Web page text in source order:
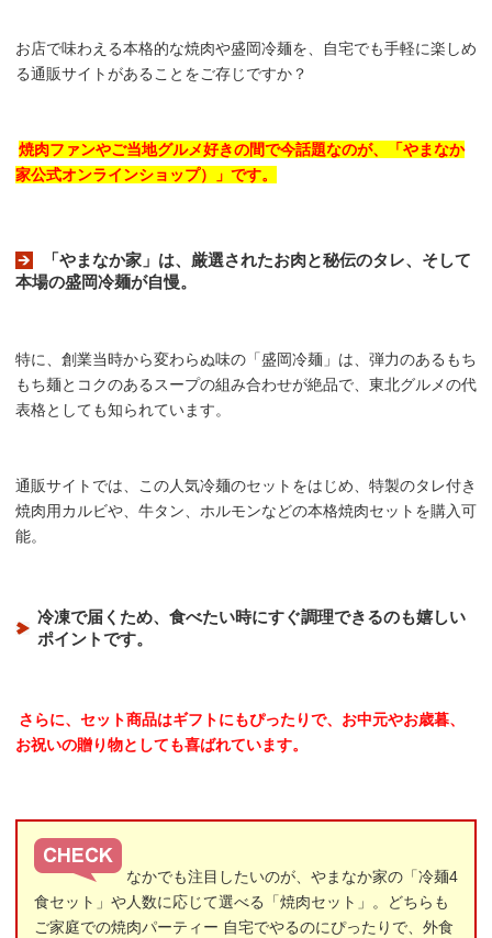
お店で味わえる本格的な焼肉や盛岡冷麺を、自宅でも手軽に楽しめ
る通販サイトがあることをご存じですか？
焼肉ファンやご当地グルメ好きの間で今話題なのが、「やまなか
家公式オンラインショップ）」です。
「やまなか家」は、厳選されたお肉と秘伝のタレ、そして
本場の盛岡冷麺が自慢。
特に、創業当時から変わらぬ味の「盛岡冷麺」は、弾力のあるもち
もち麺とコクのあるスープの組み合わせが絶品で、東北グルメの代
表格としても知られています。
通販サイトでは、この人気冷麺のセットをはじめ、特製のタレ付き
焼肉用カルビや、牛タン、ホルモンなどの本格焼肉セットを購入可
能。
冷凍で届くため、食べたい時にすぐ調理できるのも嬉しい
ポイントです。
さらに、セット商品はギフトにもぴったりで、お中元やお歳暮、
お祝いの贈り物としても喜ばれています。
なかでも注目したいのが、やまなか家の「冷麺4
食セット」や人数に応じて選べる「焼肉セット」。どちらも
ご家庭での焼肉パーティー 自宅でやるのにぴったりで、外食